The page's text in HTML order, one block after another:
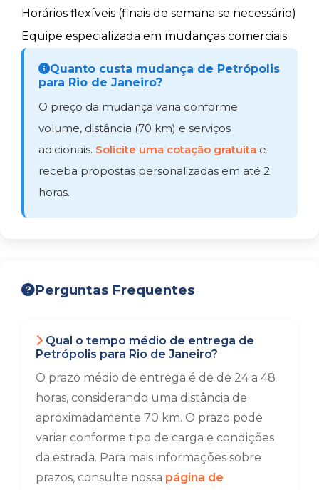
Horários flexíveis (finais de semana se necessário)
Equipe especializada em mudanças comerciais
Quanto custa mudança de Petrópolis
para Rio de Janeiro?
O preço da mudança varia conforme
volume, distância (70 km) e serviços
adicionais. Solicite uma cotação gratuita e
receba propostas personalizadas em até 2
horas.
Perguntas Frequentes
Qual o tempo médio de entrega de
Petrópolis para Rio de Janeiro?
O prazo médio de entrega é de de 24 a 48
horas, considerando uma distância de
aproximadamente 70 km. O prazo pode
variar conforme tipo de carga e condições
da estrada. Para mais informações sobre
prazos, consulte nossa página de